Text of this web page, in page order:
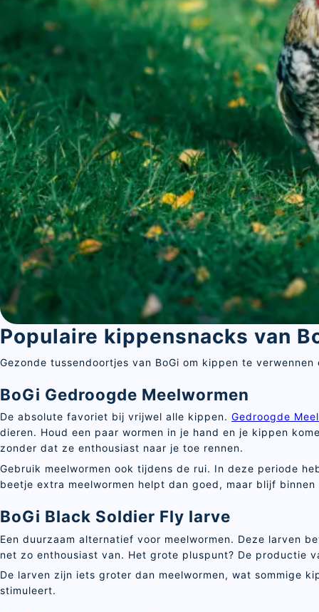
Populaire kippensnacks van
Gezonde tussendoortjes van BoGi om kippen te
BoGi Gedroogde Meelwormen
De absolute favoriet bij vrijwel alle kippen. Gedroogde
dieren. Houd een paar wormen in je hand en je kippen
zonder dat ze enthousiast naar je toe rennen.
Gebruik meelwormen ook tijdens de rui. In deze periode
beetje extra meelwormen helpt dan goed, maar blijf
BoGi Black Soldier Fly larve
Een duurzaam alternatief voor meelwormen. Deze larven
net zo enthousiast van. Het grote pluspunt? De productie
De larven zijn iets groter dan meelwormen, wat sommige
stimuleert.